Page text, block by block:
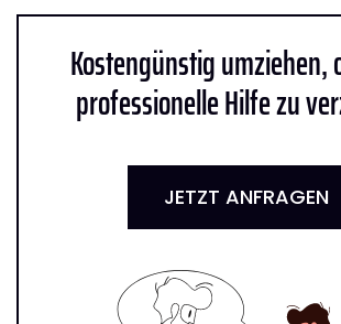
Kostengünstig umziehen,
professionelle Hilfe zu
JETZT ANFRAGEN